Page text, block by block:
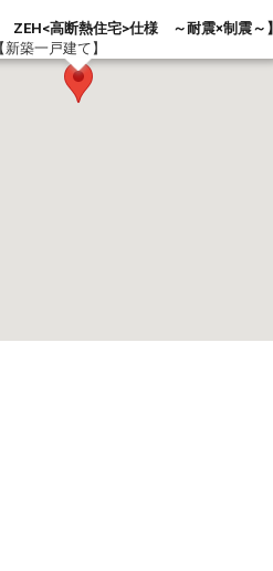
高断熱住宅>仕様 ～耐震×制震～】
一戸建て】